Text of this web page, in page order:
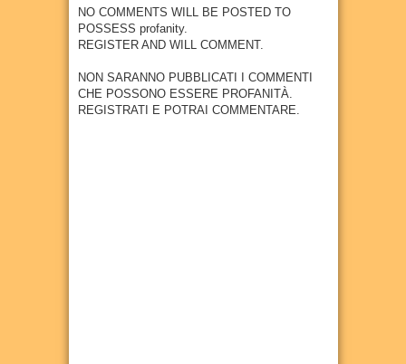
junino
22 Jun 2026
NITIV
DE
08 Apr 2026
NO COMMENTS WILL BE POSTED TO
POSSESS profanity.
REGISTER AND WILL COMMENT.
NON SARANNO PUBBLICATI I COMMENTI
CHE POSSONO ESSERE PROFANITÀ.
REGISTRATI E POTRAI COMMENTARE.